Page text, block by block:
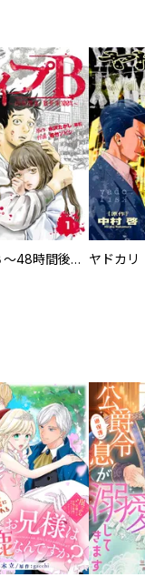
タイプＢ～48時間後、致死率100％～【単話】 ヤドカリ